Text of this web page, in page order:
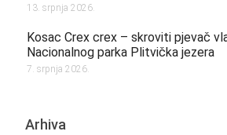
13. srpnja 2026.
Kosac Crex crex – skroviti pjevač
Nacionalnog parka Plitvička jezera
7. srpnja 2026.
Arhiva